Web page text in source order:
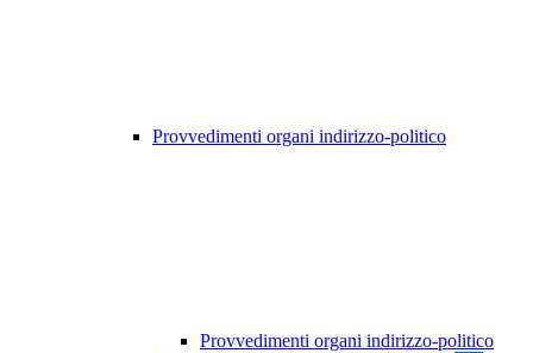
Provvedimenti organi indirizzo-politico
Provvedimenti organi indirizzo-politico